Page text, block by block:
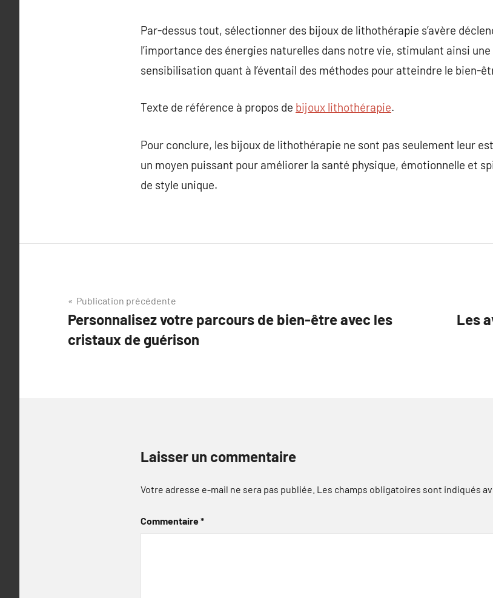
Par-dessus tout, sélectionner des bijoux de lithothérapie s’avère
l’importance des énergies naturelles dans notre vie, stimulant ainsi
sensibilisation quant à l’éventail des méthodes pour atteindre le bien-
Texte de référence à propos de bijoux lithothérapie.
Pour conclure, les bijoux de lithothérapie ne sont pas seulement leur
un moyen puissant pour améliorer la santé physique, émotionnelle et
de style unique.
Navigation
de
l’article
Publication précédente
Personnalisez votre parcours de bien-être avec les
cristaux de guérison
Les
Laisser un commentaire
Votre adresse e-mail ne sera pas publiée. Les champs obligatoires sont indiqués
Commentaire*